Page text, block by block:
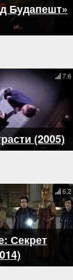
Будапешт»
(2005)
7.6
Секрет
6.2